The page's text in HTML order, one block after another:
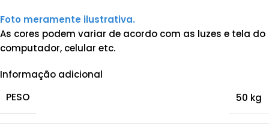
Foto meramente ilustrativa.
As cores podem variar de acordo com as luzes e tela do
computador, celular etc.
Informação adicional
PESO 50 kg